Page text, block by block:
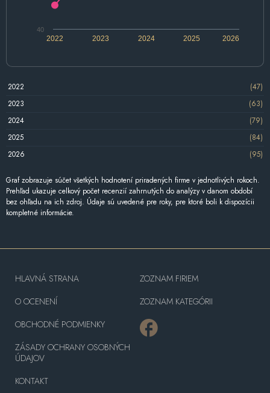
2022 2024 2026
2023 2025
40
2022
(47)
2023
(63)
2024
(79)
2025
(84)
2026
(95)
Graf zobrazuje súčet všetkých hodnotení priradených firme v jednotlivých rokoch.
Prehľad ukazuje celkový počet recenzií zahrnutých do analýzy v danom období
bez ohľadu na ich zdroj. Údaje sú uvedené pre roky, pre ktoré boli k dispozícii
kompletné informácie.
HLAVNÁ STRANA
O OCENENÍ
OBCHODNÉ PODMIENKY
ZÁSADY OCHRANY OSOBNÝCH
ÚDAJOV
KONTAKT
ZOZNAM FIRIEM
ZOZNAM KATEGÓRII